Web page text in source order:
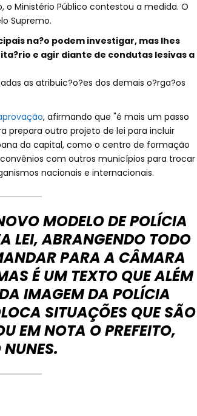
Ministério Público contestou a medida. O
Supremo.
na?o podem investigar, mas lhes
e agir diante de condutas lesivas a
as atribuic?o?es dos demais o?rga?os
, afirmando que "é mais um passo
prepara outro projeto de lei para incluir
da capital, como o centro de formação
com outros municípios para trocar
nacionais e internacionais.
MODELO DE POLÍCIA
LEI, ABRANGENDO TODO
PARA A CÂMARA
É UM TEXTO QUE ALÉM
IMAGEM DA POLÍCIA
SITUAÇÕES QUE SÃO
EM NOTA O PREFEITO,